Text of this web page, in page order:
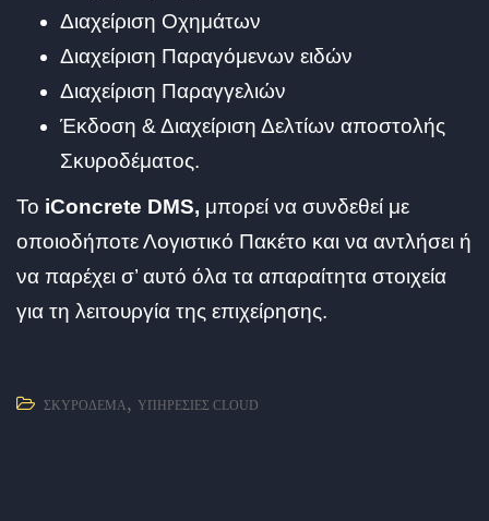
Διαχείριση Οχημάτων
Διαχείριση Παραγόμενων ειδών
Διαχείριση Παραγγελιών
Έκδοση & Διαχείριση Δελτίων αποστολής
Σκυροδέματος.
To iConcrete DMS, μπορεί να συνδεθεί με
οποιοδήποτε Λογιστικό Πακέτο και να αντλήσει ή
να παρέχει σ’ αυτό όλα τα απαραίτητα στοιχεία
για τη λειτουργία της επιχείρησης.
ΣΚΥΡΌΔΕΜΑ , ΥΠΗΡΕΣΊΕΣ CLOUD